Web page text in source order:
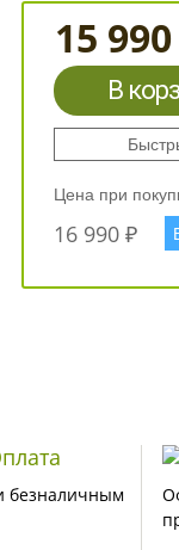
15
В
Цена при
16 990 ₽